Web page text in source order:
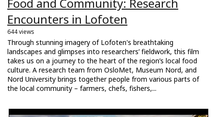
Encounters in Lofoten
644 views
Through stunning imagery of Lofoten's breathtaking
landscapes and glimpses into researchers’ fieldwork, this film
takes us on a journey to the heart of the region’s local food
culture. A research team from OsloMet, Museum Nord, and
Nord University brings together people from various parts of
the local community – farmers, chefs, fishers,...